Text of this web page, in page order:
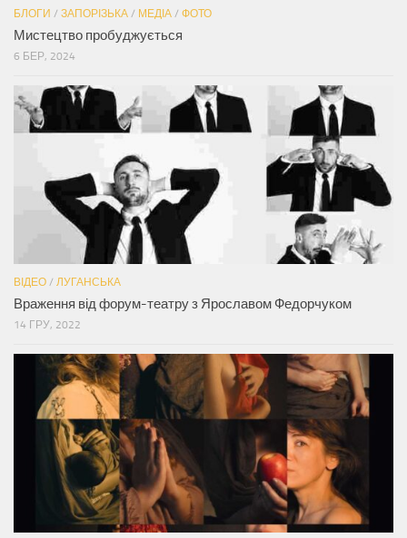
БЛОГИ / ЗАПОРІЗЬКА / МЕДІА / ФОТО
Мистецтво пробуджується
6 БЕР, 2024
ВІДЕО / ЛУГАНСЬКА
Враження від форум-театру з Ярославом Федорчуком
14 ГРУ, 2022